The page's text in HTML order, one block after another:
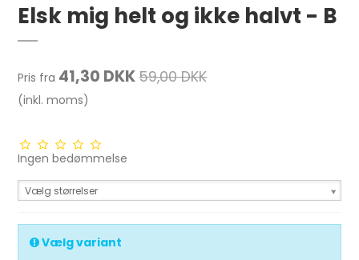
Elsk mig helt og ikke halvt - B
Pris fra 41,30 DKK59,00 DKK
(inkl. moms)
Ingen bedømmelse
Vælg størrelser
Vælg variant